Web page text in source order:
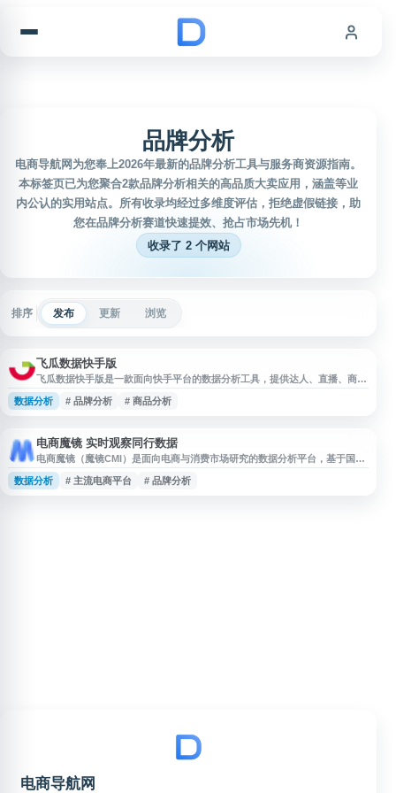
品牌分析
电商导航网为您奉上2026年最新的品牌分析工具与服务商资源指南。
本标签页已为您聚合2款品牌分析相关的高品质大卖应用，涵盖等业
内公认的实用站点。所有收录均经过多维度评估，拒绝虚假链接，助
您在品牌分析赛道快速提效、抢占市场先机！
收录了 2 个网站
排序 发布 更新 浏览
飞瓜数据快手版
飞瓜数据快手版是一款面向快手平台的数据分析工具，提供达人、直播、商
品、视频、排行榜等多维度数据查询与监测服务。用户可通过快手直播带货数
据、热门商品分析、账号数据监控和品牌分析等功能，辅助内容运营、账号涨
数据分析 # 品牌分析 # 商品分析
电商魔镜 实时观察同行数据
电商魔镜（魔镜CMI）是面向电商与消费市场研究的数据分析平台，基于国内
外电商数据、消费者评论和社媒文本，提供市场洞察、品牌分析、品类调研、
消费者研究等服务。平台覆盖主流电商及海外电商数据，帮助用户观察同行动
数据分析 # 主流电商平台 # 品牌分析
电商导航网